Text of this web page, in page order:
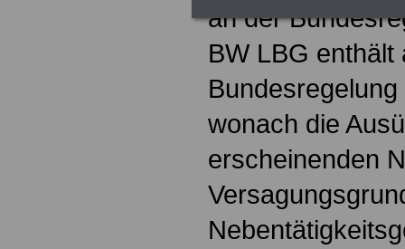
an der
BW LBG
wonach die
erscheinenden